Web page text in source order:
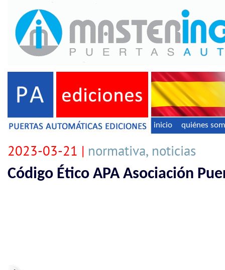
inicio quiénes
2023-03-21 | normativa, noticias
Código Ético APA Asociación